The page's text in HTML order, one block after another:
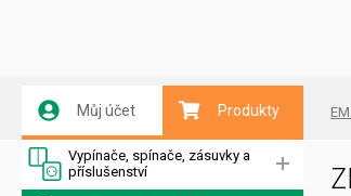
Můj účet Produkty
Vypínače, spínače, zásuvky a
příslušenství